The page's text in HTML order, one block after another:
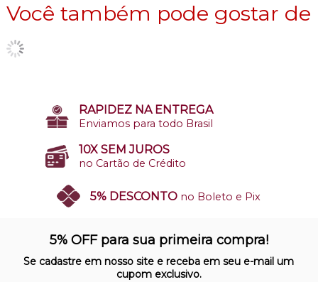
Você também pode gostar de
RAPIDEZ NA ENTREGA
Enviamos para todo Brasil
10X SEM JUROS
no Cartão de Crédito
5% DESCONTO no Boleto e Pix
Nosso site opera em ambiente
protegido
5% OFF para sua primeira compra!
Se cadastre em nosso site e receba em seu e-mail um
cupom exclusivo.